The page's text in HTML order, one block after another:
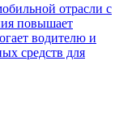
отрасли с
повышает
водителю и
средств для